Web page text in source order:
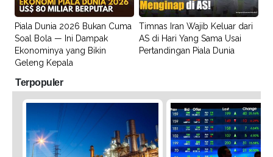
Piala Dunia 2026 Bukan Cuma
Soal Bola — Ini Dampak
Ekonominya yang Bikin
Geleng Kepala
Timnas Iran Wajib Keluar dari
AS di Hari Yang Sama Usai
Pertandingan Piala Dunia
Terpopuler